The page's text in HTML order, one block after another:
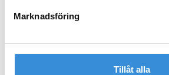
Marknadsföring
Tillåt alla
Fler varianter Beställningsvara
FLOWERPOT VP2
6.260 kr 5.665 kr